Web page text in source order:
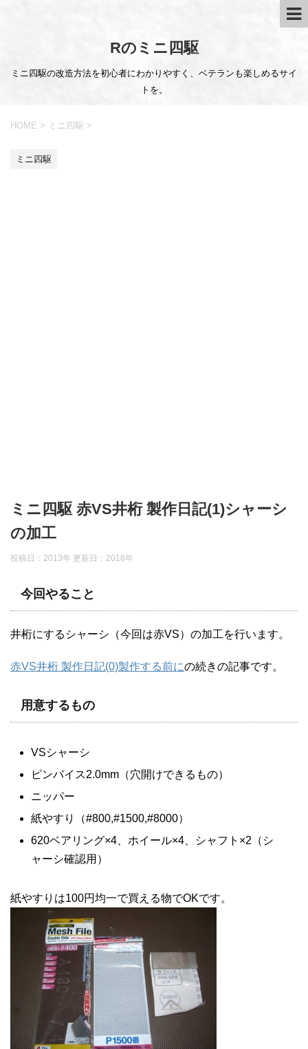
Rのミニ四駆
ミニ四駆の改造方法を初心者にわかりやすく、ベテランも楽しめるサイ
トを。
HOME > ミニ四駆 >
ミニ四駆
ミニ四駆 赤VS井桁 製作日記(1)シャーシ
の加工
投稿日：2013年 更新日： 2018年
今回やること
井桁にするシャーシ（今回は赤VS）の加工を行います。
赤VS井桁 製作日記(0)製作する前にの続きの記事です。
用意するもの
VSシャーシ
ピンバイス2.0mm（穴開けできるもの）
ニッパー
紙やすり（#800,#1500,#8000）
620ベアリング×4、ホイール×4、シャフト×2（シ
ャーシ確認用）
紙やすりは100円均一で買える物でOKです。